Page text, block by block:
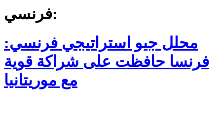
فرنسي:
محلل جيو استراتيجي فرنسي:
فرنسا حافظت على شراكة قوية
مع موريتانيا